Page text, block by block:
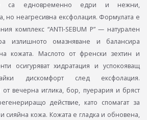
са едновременно едри и нежни,
но неагресивна ексфолация. Формулата е
комплекс “ANTI-SEBUM P” — натурален
излишното омазняване и балансира
кожата. Маслото от френски зехтин и
осигуряват хидратация и успокояващ
дискомфорт след ексфолация.
от вечерна иглика, бор, пуерария и бряст
действие, като спомагат за
сияйна кожа. Кожата е гладка и обновена,